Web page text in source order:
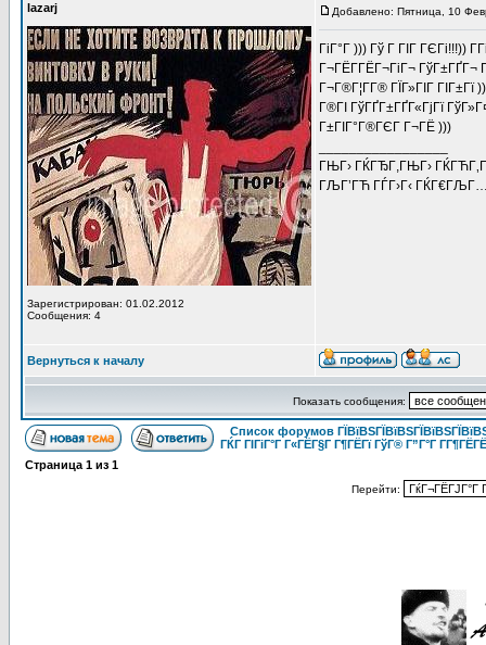
lazarj
Зарегистрирован: 01.02.2012
Сообщения: 4
Добавлено: Пятница, 10
ГіГ°Г ))) Гў Г ГІГ ГЄГі!!!))
Г¬ГЁГ­ГЁГ¬ГіГ¬ ГўГ±ГҐГ¬
Г¬Г®Г¦Г­Г® ГЇГ»ГІГ
Г®ГІ ГўГҐГ±ГҐГ«ГјГї
Г±ГІГ°Г®ГЄГ Г¬ГЁ )))
ГЊГ› ГЌГЂГ,ГЊГ›
ГЉГ’ГЋ ГЃГ›Г‹
Вернуться к началу
Показать сообщения:
Список форумов
ГЌГ ГІГіГ°Г Г«ГЁГ§Г Г¶ГЁГї ГўГ® Г”Г°Г Г­Г¶ГЁГЁ
Страница 1 из 1
Перейти: